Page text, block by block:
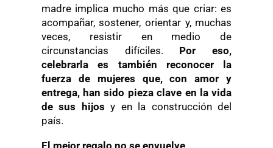
madre implica mucho más que criar: es
acompañar, sostener, orientar y, muchas
veces, resistir en medio de
circunstancias difíciles. Por eso,
celebrarla es también reconocer la
fuerza de mujeres que, con amor y
entrega, han sido pieza clave en la vida
de sus hijos y en la construcción del
país.